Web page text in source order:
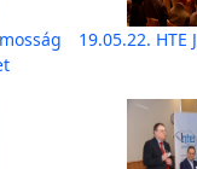
19.05.22.